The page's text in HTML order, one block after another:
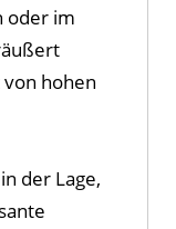
oder im
hohen
der Lage,